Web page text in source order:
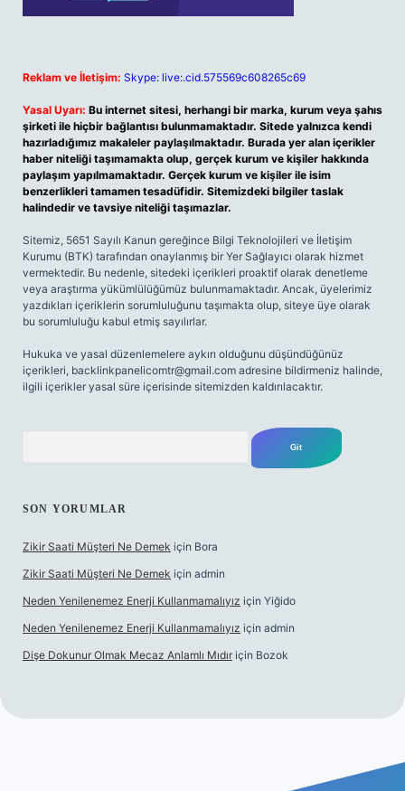
Reklam ve İletişim: Skype: live:.cid.575569c608265c69
Yasal Uyarı: Bu internet sitesi, herhangi bir marka, kurum veya şahıs
şirketi ile hiçbir bağlantısı bulunmamaktadır. Sitede yalnızca kendi
hazırladığımız makaleler paylaşılmaktadır. Burada yer alan içerikler
haber niteliği taşımamakta olup, gerçek kurum ve kişiler hakkında
paylaşım yapılmamaktadır. Gerçek kurum ve kişiler ile isim
benzerlikleri tamamen tesadüfidir. Sitemizdeki bilgiler taslak
halindedir ve tavsiye niteliği taşımazlar.
Sitemiz, 5651 Sayılı Kanun gereğince Bilgi Teknolojileri ve İletişim
Kurumu (BTK) tarafından onaylanmış bir Yer Sağlayıcı olarak hizmet
vermektedir. Bu nedenle, sitedeki içerikleri proaktif olarak denetleme
veya araştırma yükümlülüğümüz bulunmamaktadır. Ancak, üyelerimiz
yazdıkları içeriklerin sorumluluğunu taşımakta olup, siteye üye olarak
bu sorumluluğu kabul etmiş sayılırlar.
Hukuka ve yasal düzenlemelere aykırı olduğunu düşündüğünüz
içerikleri, backlinkpanelicomtr@gmail.com adresine bildirmeniz halinde,
ilgili içerikler yasal süre içerisinde sitemizden kaldırılacaktır.
SON YORUMLAR
Zikir Saati Müşteri Ne Demek için Bora
Zikir Saati Müşteri Ne Demek için admin
Neden Yenilenemez Enerji Kullanmamalıyız için Yiğido
Neden Yenilenemez Enerji Kullanmamalıyız için admin
Dişe Dokunur Olmak Mecaz Anlamlı Mıdır için Bozok